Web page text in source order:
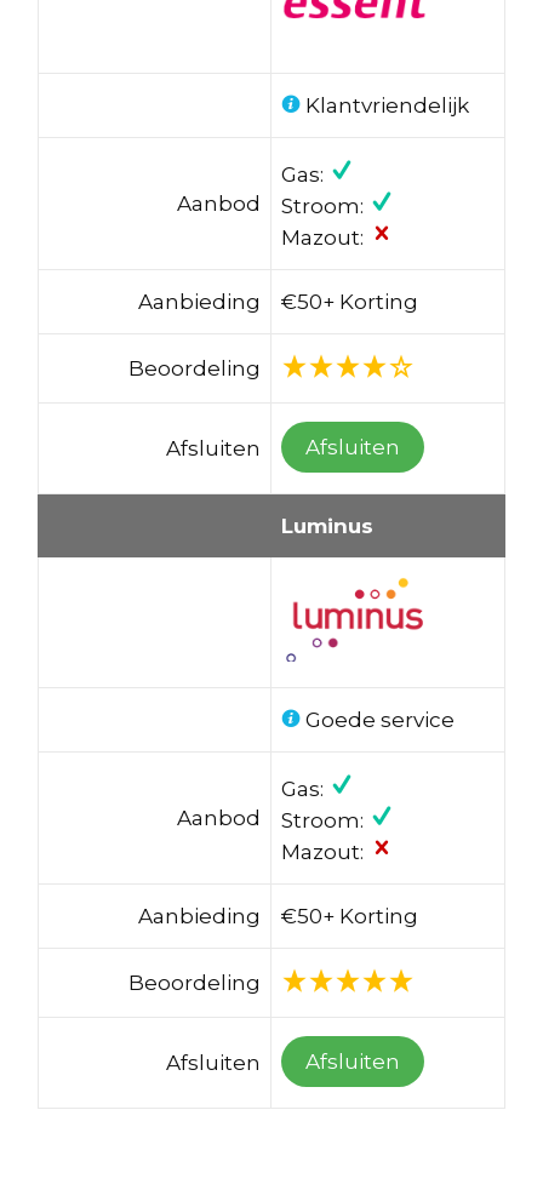
Klantvriendelijk
Aanbod
Gas:
Stroom:
Mazout:
Aanbieding €50+ Korting
Beoordeling
Afsluiten Afsluiten
Luminus
Goede service
Aanbod
Gas:
Stroom:
Mazout:
Aanbieding €50+ Korting
Beoordeling
Afsluiten Afsluiten